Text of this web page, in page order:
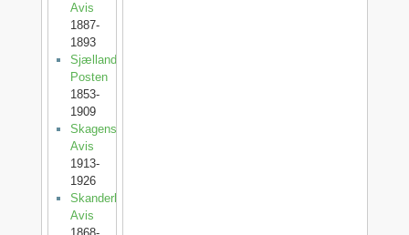
Avis
1887-
1893
Sjællands-
Posten
1853-
1909
Skagens
Avis
1913-
1926
Skanderborg
Avis